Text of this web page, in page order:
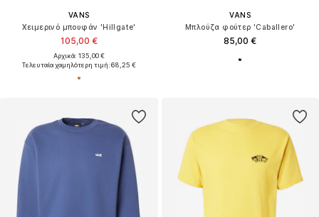
VANS
Χειμερινό μπουφάν 'Hillgate'
105,00 €
Αρχικά: 135,00 €
Τελευταία χαμηλότερη τιμή:68,25 €
VANS
Μπλούζα φούτερ 'Caballero'
85,00 €